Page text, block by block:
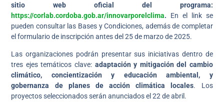
sitio web oficial del programa:
https://corlab.cordoba.gob.ar/innovarporelclima. En el link se
pueden consultar las Bases y Condiciones, además de completar
el formulario de inscripción antes del 25 de marzo de 2025.
Las organizaciones podrán presentar sus iniciativas dentro de
tres ejes temáticos clave: adaptación y mitigación del cambio
climático, concientización y educación ambiental, y
gobernanza de planes de acción climática locales. Los
proyectos seleccionados serán anunciados el 22 de abril.